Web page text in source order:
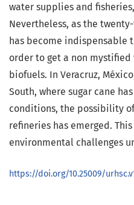
water supplies and
Nevertheless, as the
has become indispensable
order to get a non
biofuels. In Veracruz,
South, where sugar cane
conditions, the possibility
refineries has emerged.
environmental challenges
https://doi.org/10.25009/